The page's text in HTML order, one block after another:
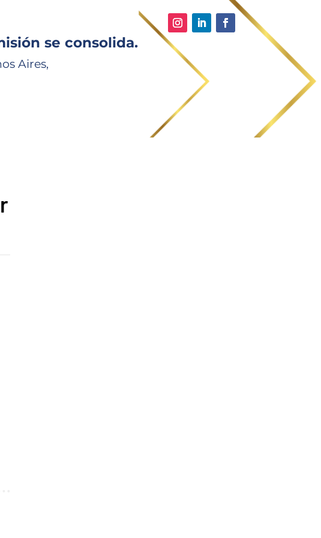
se consolida.
Aires,